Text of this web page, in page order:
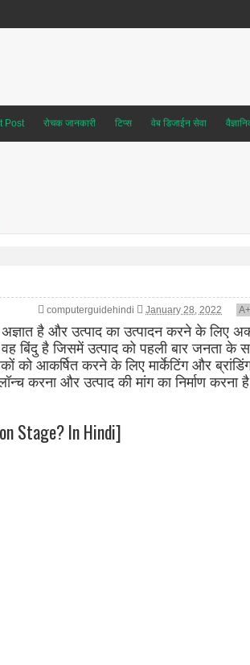
Post रोचक जानकारी टिप्स वेब डिजाईन सेवा
computerguidehindi January 28, 2022 A+
है और उत्पाद का उत्पादन करने के लिए
बिंदु है जिसमें उत्पाद को पहली बार जनता के
को आकर्षित करने के लिए मार्केटिंग और
करना और उत्पाद की मांग का निर्माण करना
Stage? In Hindi]